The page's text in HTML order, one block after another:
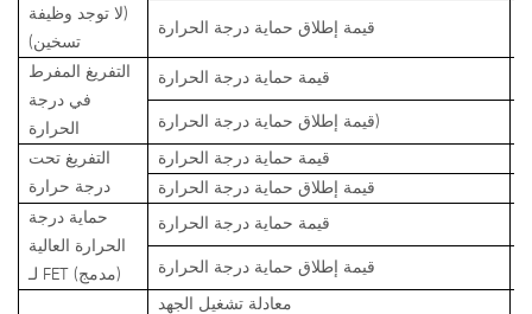
(لا توجد وظيفة
تسخين)
قيمة إطلاق حماية درجة الحرارة
التفريغ المفرط
في درجة
الحرارة
قيمة حماية درجة الحرارة
قيمة إطلاق حماية درجة الحرارة)
التفريغ تحت
درجة حرارة
قيمة حماية درجة الحرارة
قيمة إطلاق حماية درجة الحرارة
حماية درجة
الحرارة العالية
لـ FET (مدمج)
قيمة حماية درجة الحرارة
قيمة إطلاق حماية درجة الحرارة
معادلة تشغيل الجهد